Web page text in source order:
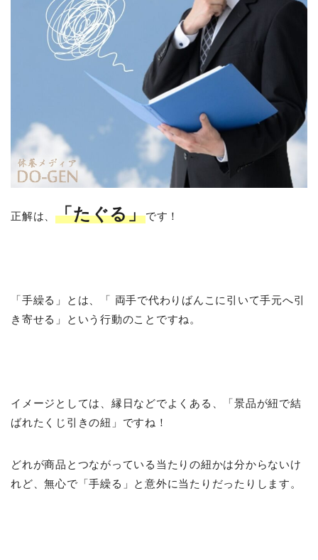
正解は、「たぐる」です！
「手繰る」とは、「 両手で代わりばんこに引いて手元へ引
き寄せる」という行動のことですね。
イメージとしては、縁日などでよくある、「景品が紐で結
ばれたくじ引きの紐」ですね！
どれが商品とつながっている当たりの紐かは分からないけ
れど、無心で「手繰る」と意外に当たりだったりします。